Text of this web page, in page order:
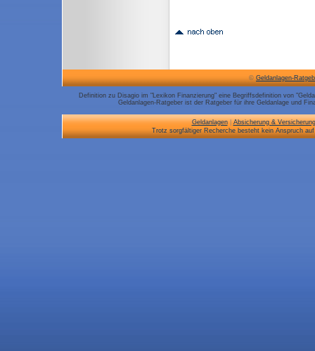
©Geldanlagen-
Definition zu Disagio im "Lexikon Finanzierung" eine Begriffsdefinition von
Geldanlagen-Ratgeber ist der Ratgeber für ihre Geldanlage und
Geldanlagen|Absicherung &
Trotz sorgfältiger Recherche besteht kein Anspruch